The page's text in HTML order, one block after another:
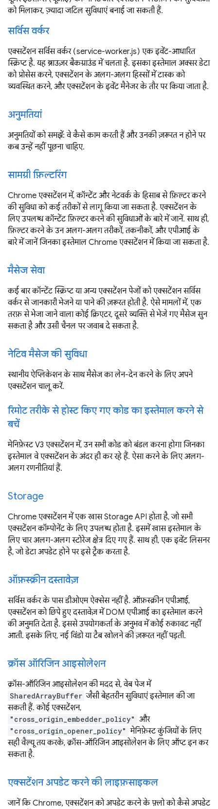
को मिलाकर, ज़्यादा जटिल सुविधाएं बनाई जा सकती हैं.
सर्विस वर्कर
एक्सटेंशन सर्विस वर्कर (service-worker.js) एक इवेंट-आधारित
स्क्रिप्ट है. यह ब्राउज़र बैकग्राउंड में चलता है. इसका इस्तेमाल अक्सर डेटा
को प्रोसेस करने, एक्सटेंशन के अलग-अलग हिस्सों में टास्क को
व्यवस्थित करने, और एक्सटेंशन के इवेंट मैनेजर के तौर पर किया जाता है.
अनुमतियां
अनुमतियों को समझें: वे कैसे काम करती हैं और उनकी ज़रूरत न होने पर
कब उन्हें नहीं पूछना चाहिए.
सामग्री फ़िल्टरिंग
Chrome एक्सटेंशन में, कॉन्टेंट और नेटवर्क के हिसाब से फ़िल्टर करने
की सुविधा को कई तरीकों से लागू किया जा सकता है. एक्सटेंशन के
लिए उपलब्ध कॉन्टेंट फ़िल्टर करने की सुविधाओं के बारे में जानें. साथ ही,
फ़िल्टर करने के उन अलग-अलग तरीकों, तकनीकों, और एपीआई के
बारे में जानें जिनका इस्तेमाल Chrome एक्सटेंशन में किया जा सकता है.
मैसेज सेवा
कई बार कॉन्टेंट स्क्रिप्ट या अन्य एक्सटेंशन पेजों को एक्सटेंशन सर्विस
वर्कर से जानकारी भेजने या पाने की ज़रूरत होती है. ऐसे मामलों में, एक
तरफ़ से भेजा जाने वाला कोई क्रिएटर, दूसरे व्यक्ति से भेजे गए मैसेज सुन
सकता है और उसी चैनल पर जवाब दे सकता है.
नेटिव मैसेज की सुविधा
स्थानीय ऐप्लिकेशन के साथ मैसेज का लेन-देन करने के लिए अपने
एक्सटेंशन चालू करें.
रिमोट तरीके से होस्ट किए गए कोड का इस्तेमाल करने से
बचें
मेनिफ़ेस्ट V3 एक्सटेंशन में, उन सभी कोड को बंडल करना होगा जिनका
इस्तेमाल वे एक्सटेंशन के अंदर ही कर रहे हैं. ऐसा करने के लिए अलग-
अलग रणनीतियां हैं.
Storage
Chrome एक्सटेंशन में एक खास Storage API होता है, जो सभी
एक्सटेंशन कॉम्पोनेंट के लिए उपलब्ध होता है. इसमें खास इस्तेमाल के
लिए चार अलग-अलग स्टोरेज क्षेत्र दिए गए हैं. साथ ही, एक इवेंट लिसनर
है, जो डेटा अपडेट होने पर इसे ट्रैक करता है.
ऑफ़स्क्रीन दस्तावेज़
सर्विस वर्कर के पास डीओएम ऐक्सेस नहीं है. ऑफ़स्क्रीन एपीआई,
एक्सटेंशन को छिपे हुए दस्तावेज़ में DOM एपीआई का इस्तेमाल करने
की अनुमति देता है. इससे उपयोगकर्ता के अनुभव में कोई रुकावट नहीं
आती. इसके लिए, नई विंडो या टैब खोलने की ज़रूरत नहीं पड़ती.
क्रॉस ऑरिजिन आइसोलेशन
क्रॉस-ऑरिजिन आइसोलेशन की मदद से, वेब पेज में
SharedArrayBuffer जैसी बेहतरीन सुविधाएं इस्तेमाल की जा
सकती हैं. कोई एक्सटेंशन,
"cross_origin_embedder_policy" और
"cross_origin_opener_policy" मेनिफ़ेस्ट कुंजियों के लिए
सही वैल्यू तय करके, क्रॉस-ऑरिजिन आइसोलेशन के लिए ऑप्ट इन कर
सकता है.
एक्सटेंशन अपडेट करने की लाइफ़साइकल
जानें कि Chrome, एक्सटेंशन को अपडेट करने के फ़्लो को कैसे अपडेट